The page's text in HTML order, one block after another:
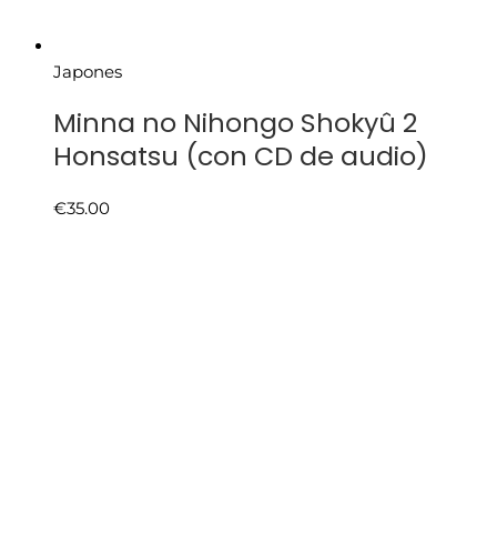
Japones
Minna no Nihongo Shokyû 2
Honsatsu (con CD de audio)
€35.00